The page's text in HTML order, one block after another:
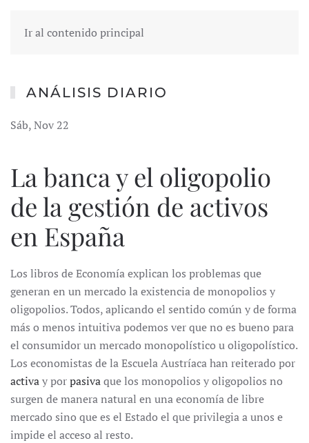
Ir al contenido principal
ANÁLISIS DIARIO
Sáb, Nov 22
La banca y el oligopolio
de la gestión de activos
en España
Los libros de Economía explican los problemas que
generan en un mercado la existencia de monopolios y
oligopolios. Todos, aplicando el sentido común y de forma
más o menos intuitiva podemos ver que no es bueno para
el consumidor un mercado monopolístico u oligopolístico.
Los economistas de la Escuela Austríaca han reiterado por
activay porpasivaque los monopolios y oligopolios no
surgen de manera natural en una economía de libre
mercado sino que es el Estado el que privilegia a unos e
impide el acceso al resto.